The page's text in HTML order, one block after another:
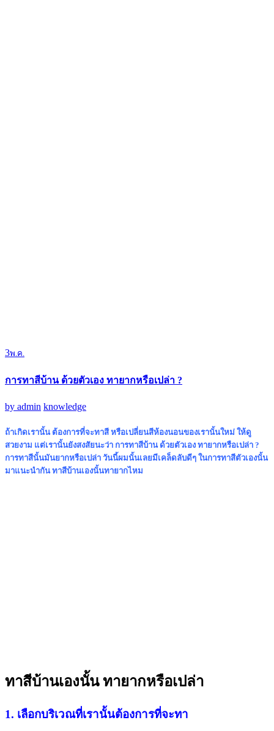
3พ.ค.
การทาสีบ้าน ด้วยตัวเอง ทายากหรือเปล่า ?
by admin knowledge
ถ้าเกิดเรานั้น ต้องการที่จะทาสี หรือเปลี่ยนสีห้องนอนของเรานั้นใหม่ ให้ดู
สวยงาม แต่เรานั้นยังสงสัยนะว่า การทาสีบ้าน ด้วยตัวเอง ทายากหรือเปล่า ?
การทาสีนั้นมันยากหรือเปล่า วันนี้ผมนั้นเลยมีเคล็ดลับดีๆ ในการทาสีตัวเองนั้น
มาแนะนำกัน ทาสีบ้านเองนั้นทายากไหม
ทาสีบ้านเองนั้น ทายากหรือเปล่า
1. เลือกบริเวณที่เรานั้นต้องการที่จะทา